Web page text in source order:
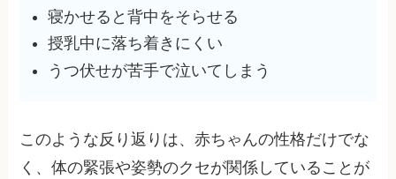
寝かせると背中をそらせる
授乳中に落ち着きにくい
うつ伏せが苦手で泣いてしまう
このような反り返りは、赤ちゃんの性格だけでな
く、体の緊張や姿勢のクセが関係していることが